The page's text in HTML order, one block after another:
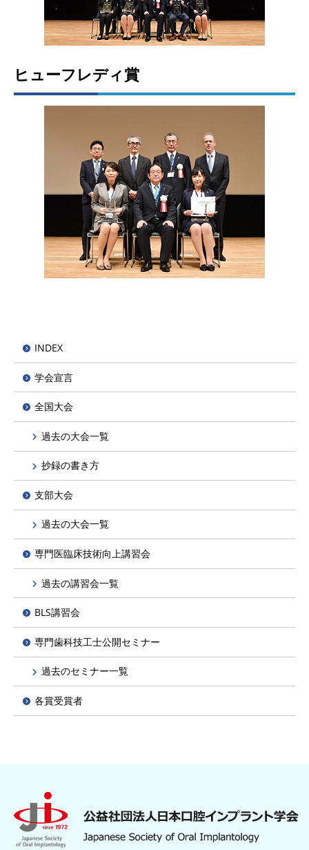
ヒューフレディ賞
INDEX
学会宣言
全国大会
過去の大会一覧
抄録の書き方
支部大会
過去の大会一覧
専門医臨床技術向上講習会
過去の講習会一覧
BLS講習会
専門歯科技工士公開セミナー
過去のセミナー一覧
各賞受賞者